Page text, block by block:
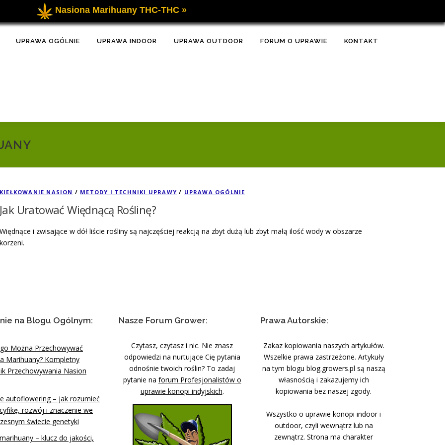
Nasiona Marihuany THC-THC »
UPRAWA OGÓLNIE UPRAWA INDOOR UPRAWA OUTDOOR FORUM O UPRAWIE KONTAKT
KIEŁKOWANIE NASION / METODY I TECHNIKI UPRAWY / UPRAWA OGÓLNIE
Jak Uratować Więdnącą Roślinę?
Więdnące i zwisające w dół liście rośliny są najczęściej reakcją na zbyt dużą lub zbyt małą ilość wody w obszarze
korzeni.
na Blogu Ogólnym:
Można Przechowywać
Marihuany? Kompletny
Przechowywania Nasion
autoflowering – jak rozumieć
rozwój i znaczenie we
świecie genetyki
– klucz do jakości,
Nasze Forum Grower:
Czytasz, czytasz i nic. Nie znasz
odpowiedzi na nurtujące Cię pytania
odnośnie twoich roślin? To zadaj
pytanie na forum Profesjonalistów o
uprawie konopi indyjskich.
Prawa Autorskie:
Zakaz kopiowania naszych artykułów.
Wszelkie prawa zastrzeżone. Artykuły
na tym blogu blog.growers.pl są naszą
własnością i zakazujemy ich
kopiowania bez naszej zgody.
Wszystko o uprawie konopi indoor i
outdoor, czyli wewnątrz lub na
zewnątrz. Strona ma charakter